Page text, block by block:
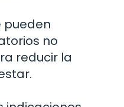
pueden
no
reducir la